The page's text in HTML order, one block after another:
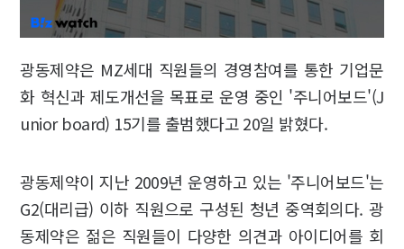
광동제약은 MZ세대 직원들의 경영참여를 통한 기업문
화 혁신과 제도개선을 목표로 운영 중인 '주니어보드'(J
unior board) 15기를 출범했다고 20일 밝혔다.
광동제약이 지난 2009년 운영하고 있는 '주니어보드'는
G2(대리급) 이하 직원으로 구성된 청년 중역회의다. 광
동제약은 젊은 직원들이 다양한 의견과 아이디어를 회